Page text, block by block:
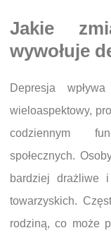
Jakie
wywołuje
Depresja
wieloaspektowy,
codziennym
społecznych.
bardziej drażliwe
towarzyskich.
rodziną, co może